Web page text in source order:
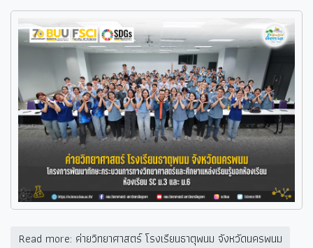
Read more: ค่ายวิทยาศาสตร์ โรงเรียนธาตุพนม จังหวัดนครพนม